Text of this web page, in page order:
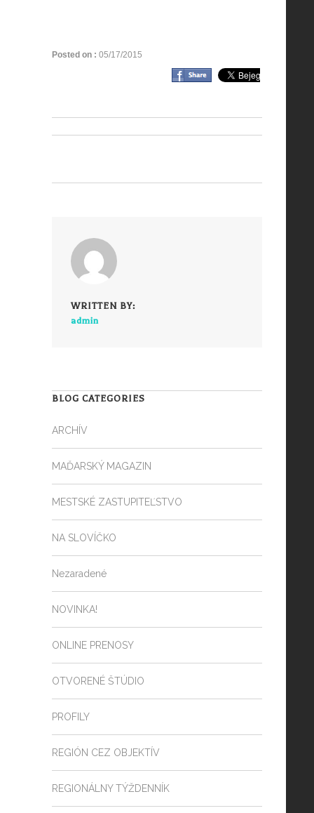
Posted on : 05/17/2015
WRITTEN BY:
admin
BLOG CATEGORIES
ARCHÍV
MAĎARSKÝ MAGAZIN
MESTSKÉ ZASTUPITEĽSTVO
NA SLOVÍČKO
Nezaradené
NOVINKA!
ONLINE PRENOSY
OTVORENÉ ŠTÚDIO
PROFILY
REGIÓN CEZ OBJEKTÍV
REGIONÁLNY TÝŽDENNÍK